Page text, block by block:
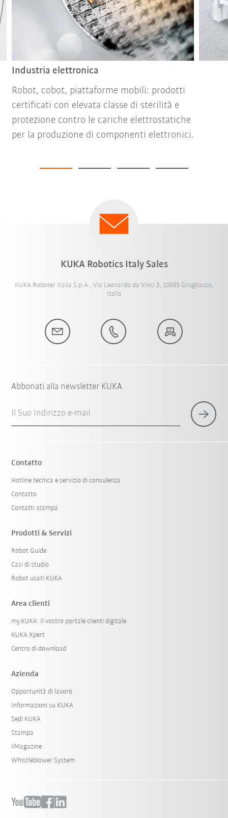
Industria elettronica
Robot, cobot, piattaforme mobili: prodotti
certificati con elevata classe di sterilità e
protezione contro le cariche elettrostatiche
per la produzione di componenti elettronici.
KUKA Robotics Italy Sales
KUKA Roboter Italia S.p.A., Via Leonardo da Vinci 3, 10095 Grugliasco,
Italia
Abbonati alla newsletter KUKA
Il Suo Indirizzo e-mail
Contatto
Hotline tecnica e servizio di consulenza
Contatto
Contatti stampa
Prodotti & Servizi
Robot Guide
Casi di studio
Robot usati KUKA
Area clienti
my.KUKA: Il vostro portale clienti digitale
KUKA Xpert
Centro di download
Azienda
Opportunità di lavoro
Informazioni su KUKA
Sedi KUKA
Stampa
iiMagazine
Whistleblower System